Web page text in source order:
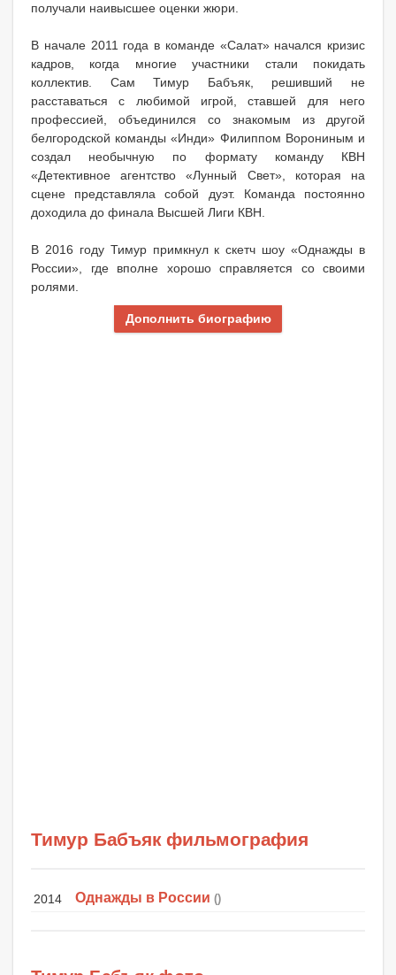
получали наивысшее оценки жюри.
В начале 2011 года в команде «Салат» начался кризис
кадров, когда многие участники стали покидать
коллектив. Сам Тимур Бабъяк, решивший не
расставаться с любимой игрой, ставшей для него
профессией, объединился со знакомым из другой
белгородской команды «Инди» Филиппом Ворониным и
создал необычную по формату команду КВН
«Детективное агентство «Лунный Свет», которая на
сцене представляла собой дуэт. Команда постоянно
доходила до финала Высшей Лиги КВН.
В 2016 году Тимур примкнул к скетч шоу «Однажды в
России», где вполне хорошо справляется со своими
ролями.
Дополнить биографию
Тимур Бабъяк фильмография
2014 Однажды в России ()